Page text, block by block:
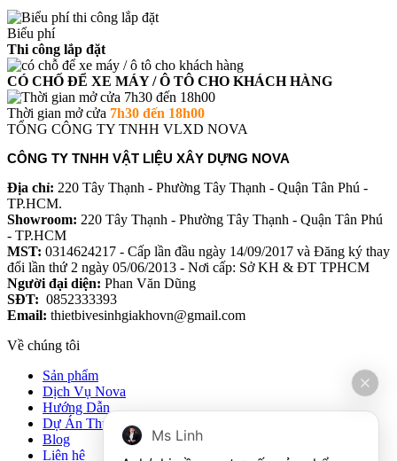
Biểu phí
Thi công lắp đặt
CÓ CHỐ ĐỂ XE MÁY / Ô TÔ CHO KHÁCH HÀNG
Thời gian mở cửa 7h30 đến 18h00
TỔNG CÔNG TY TNHH VLXD NOVA
CÔNG TY TNHH VẬT LIỆU XÂY DỰNG NOVA
Địa chỉ: 220 Tây Thạnh - Phường Tây Thạnh - Quận Tân Phú -
TP.HCM.
Showroom: 220 Tây Thạnh - Phường Tây Thạnh - Quận Tân Phú
- TP.HCM
MST: 0314624217 - Cấp lần đầu ngày 14/09/2017 và Đăng ký thay
đổi lần thứ 2 ngày 05/06/2013 - Nơi cấp: Sở KH & ĐT TPHCM
Người đại diện: Phan Văn Dũng
SĐT: 0852333393
Email: thietbivesinhgiakhovn@gmail.com
Về chúng tôi
Sản phẩm
Dịch Vụ Nova
Hướng Dẫn
Dự Án Thực Tế
Blog
Liên hệ
Ms Linh